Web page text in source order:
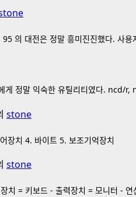
의 대전은 정말 흥미진진했다. 사
게 정말 익숙한 유틸리티였다. ncd/
stone
장치 4. 바이트 5. 보조기억장치
stone
치 = 키보드 - 출력장치 = 모니터 -